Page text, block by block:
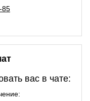
85
вас в чате: